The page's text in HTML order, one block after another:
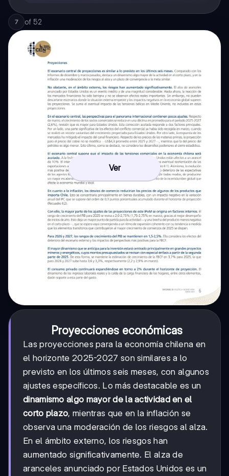
7 of 52
Ver
Proyecciones económicas
Las proyecciones para la economía chilena en
el horizonte 2025-2027 son similares a lo
previsto en los últimos seis meses, con algunos
ajustes específicos. Lo más destacable es un
dinamismo algo mayor de la actividad en el
corto plazo, mientras que en la inflación se
observa una moderación de los riesgos al alza.
En el ámbito externo, los riesgos han
aumentado significativamente. El alza de
aranceles anunciado por Estados Unidos es un